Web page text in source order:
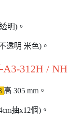
明)。
透明 米色)。
A3-312H / NH
高 305 mm。
抽x12個)。